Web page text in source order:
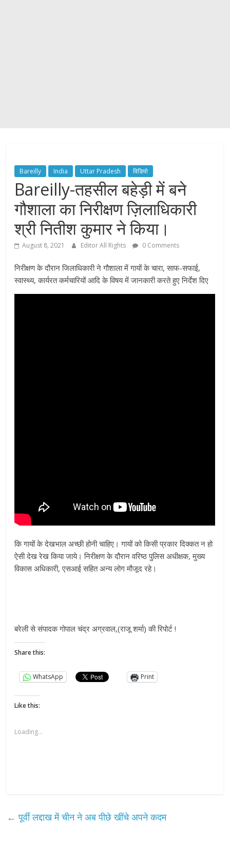
Bareilly India Uttar Pradesh विडियो
Bareilly-तहसील बहेड़ी में बने
गौशाला का निरीक्षण ज़िलाधिकारी
श्री नितीश कुमार ने किया।
August 8, 2021 Editor All Rights 0 Comments
निरीक्षण के दौरान जिलाधिकारी ने गौशाला में गायों के चारा, साफ-सफाई,
स्वास्थ्य, कार्यरत कर्मचारियों आदि के विषय में जानकारी करते हुए निर्देश दिए
कि गायों के देखभाल अच्छी होनी चाहिए। गायों को किसी प्रकार दिक्कत न हो
ऐसी देख रेख किया जाये। निरीक्षण के दौरान वरिष्ठ पुलिस अधीक्षक, मुख्य
विकास अधिकारी, एसआई सहित अन्य लोग मौजूद रहे।
बरेली से संपादक गोपाल चंद्र अग्रवाल,(राजू शर्मा) की रिपोर्ट !
Share this:
WhatsApp Print
Like this:
Loading...
← पूर्वी लद्दाख में चीन ने अब पीछे खींचे अपने कदम